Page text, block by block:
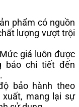
phẩm có nguồn
lượng vượt trội
giá luôn được
báo chi tiết đến
bảo hành theo
xuất, mang lại sự